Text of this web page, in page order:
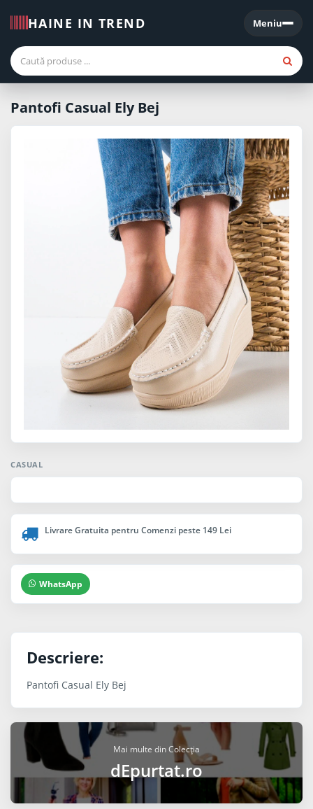
HAINE IN TREND Meniu
Meniu
Pantofi Casual Ely Bej
CASUAL
Livrare Gratuita pentru Comenzi peste 149 Lei
WhatsApp
Descriere:
Pantofi Casual Ely Bej
Mai multe din Colecția
dEpurtat.ro